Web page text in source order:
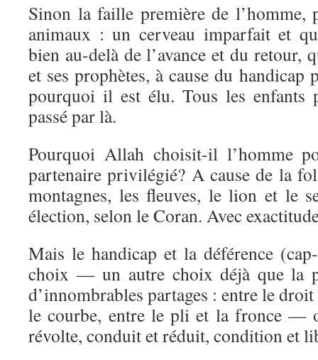
Sinon la faille première de l’homme,
animaux : un cerveau imparfait et
bien au-delà de l’avance et du retour,
et ses prophètes, à cause du
pourquoi il est élu. Tous les enfants
passé par là.
Pourquoi Allah choisit-il l’homme
partenaire privilégié? A cause de la
montagnes, les fleuves, le lion et le
élection, selon le Coran. Avec
Mais le handicap et la déférence
choix — un autre choix déjà que la
d’innombrables partages : entre le
le courbe, entre le pli et la fronce —
révolte, conduit et réduit, condition et